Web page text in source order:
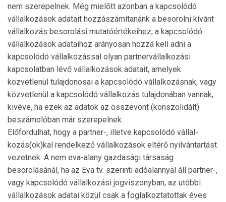
nem szerepelnek. Még mielőtt azonban a kapcsolódó
vállalkozások adatait hozzászámítanánk a besorolni kívánt
vállalkozás besorolási mu­tatóértékeihez, a kapcsolódó
vállalkozások adataihoz arányosan hozzá kell adni a
kapcsolódó vállalkozás­sal olyan partnervállalkozási
kapcsolatban lévő vál­lalkozások adatait, amelyek
közvetlenül tulajdonosai a kapcsolódó vállalkozásnak, vagy
közvetlenül a kap­csolódó vállalkozás tulajdonában vannak,
kivéve, ha ezek az adatok az összevont (konszolidált)
beszámolóban már szerepelnek.
Előfordulhat, hogy a partner-, illetve kapcsolódó vállal­
kozás(ok)kal rendelkező vállalkozások eltérő nyil­ván­tartást
vezetnek. A nem eva-alany gazdasági társaság
besorolásánál, ha az Eva tv. szerinti adóalannyal áll partner-,
vagy kapcsolódó vállalkozási jog­viszonyban, az utóbbi
vállalkozások adatai közül csak a foglalkoztatottak éves